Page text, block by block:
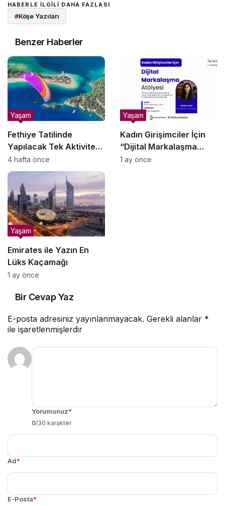
HABERLE ILGILI DAHA FAZLASI
#Köşe Yazıları
Benzer Haberler
Fethiye Tatilinde
Yapılacak Tek Aktiviteyi
Seçecek Olsanız Neden
Yamaç Paraşütü Olmalı?
Yaşam
4 hafta önce
Kadın Girişimciler İçin
“Dijital Markalaşma
Atölyesi” Başlıyor
Yaşam
1 ay önce
Emirates ile Yazın En
Lüks Kaçamağı
Yaşam
1 ay önce
Bir Cevap Yaz
E-posta adresiniz yayınlanmayacak. Gerekli alanlar *
ile işaretlenmişlerdir
Yorumunuz*
0/30 karakter
Ad*
E-Posta*